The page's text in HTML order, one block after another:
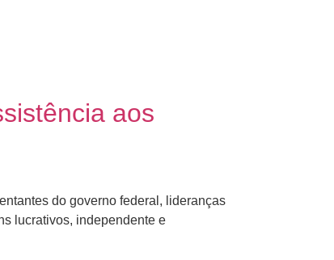
aos
do governo federal, lideranças
lucrativos, independente e